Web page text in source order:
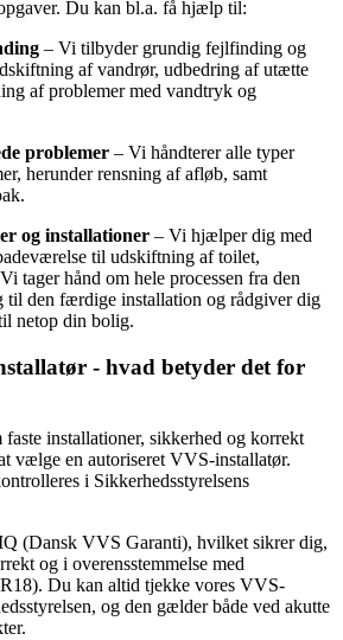
Du kan bl.a. få hjælp til:
– Vi tilbyder grundig fejlfinding og
af vandrør, udbedring af utætte
af problemer med vandtryk og
problemer – Vi håndterer alle typer
herunder rensning af afløb, samt
og installationer – Vi hjælper dig med
til udskiftning af toilet,
tager hånd om hele processen fra den
til den færdige installation og rådgiver dig
netop din bolig.
- hvad betyder det for
installationer, sikkerhed og korrekt
vælge en autoriseret VVS-installatør.
i Sikkerhedsstyrelsens
(Dansk VVS Garanti), hvilket sikrer dig,
og i overensstemmelse med
Du kan altid tjekke vores VVS-
og den gælder både ved akutte